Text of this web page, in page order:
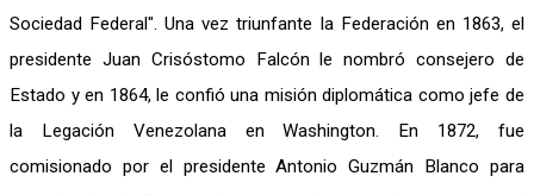
Sociedad Federal". Una vez triunfante la Federación en 1863, el
presidente Juan Crisóstomo Falcón le nombró consejero de
Estado y en 1864, le confió una misión diplomática como jefe de
la Legación Venezolana en Washington. En 1872, fue
comisionado por el presidente Antonio Guzmán Blanco para